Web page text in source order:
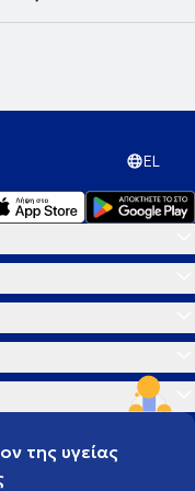
σε
καρκίνο του
EL
της υγείας